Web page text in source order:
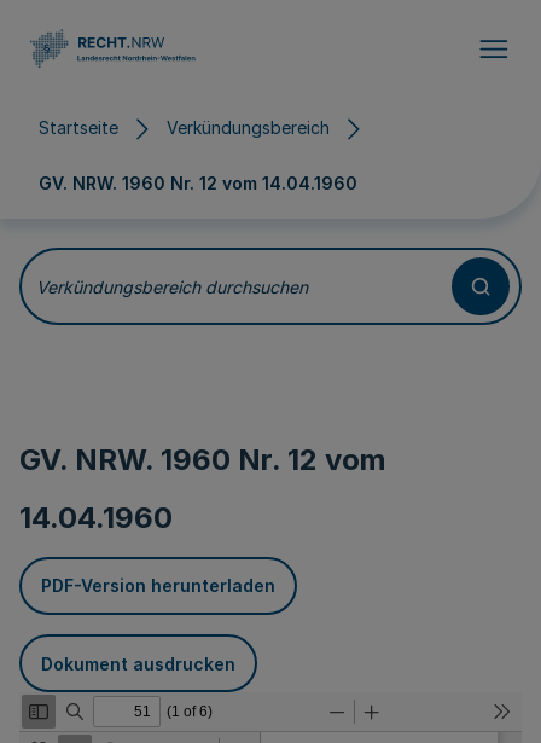
Startseite Verkündungsbereich
GV. NRW. 1960 Nr. 12 vom 14.04.1960
Verkündungsbereich durchsuchen
GV. NRW. 1960 Nr. 12 vom
14.04.1960
PDF-Version herunterladen
Dokument ausdrucken